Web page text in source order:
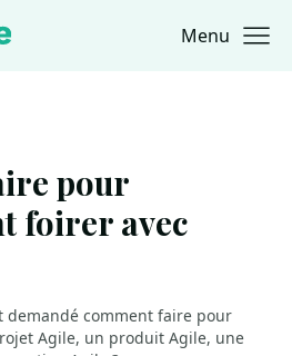
Menu
pour
foirer avec
demandé comment faire pour
Agile, un produit Agile, une